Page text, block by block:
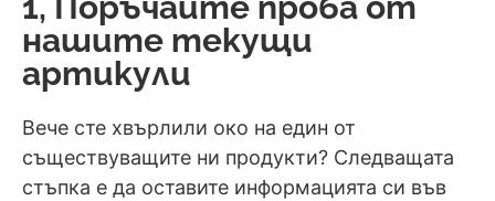
нашите текущи
артикули
Вече сте хвърлили око на един от
съществуващите ни продукти? Следващата
стъпка е да оставите информацията си във